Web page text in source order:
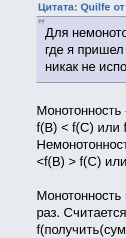
Цитата: Quilfe
Для
где я
никак не
Монотонность
f(B) < f(C) или
<f(B) > f(C)
Монотонность
раз.